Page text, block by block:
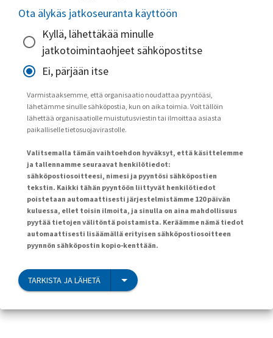
Ota älykäs jatkoseuranta käyttöön
Kyllä, lähettäkää minulle
jatkotoimintaohjeet sähköpostitse
Ei, pärjään itse
Varmistaaksemme, että organisaatio noudattaa pyyntöäsi,
lähetämme sinulle sähköpostia, kun on aika toimia. Voit tällöin
lähettää organisaatiolle muistutusviestin tai ilmoittaa asiasta
paikalliselle tietosuojavirastolle.
Valitsemalla tämän vaihtoehdon hyväksyt, että käsittelemme
ja tallennamme seuraavat henkilötiedot:
sähköpostiosoitteesi, nimesi ja pyyntösi sähköpostien
tekstin. Kaikki tähän pyyntöön liittyvät henkilötiedot
poistetaan automaattisesti järjestelmistämme 120 päivän
kuluessa, ellet toisin ilmoita, ja sinulla on aina mahdollisuus
pyytää tietojen välitöntä poistamista. Keräämme nämä tiedot
automaattisesti lisäämällä erityisen sähköpostiosoitteen
pyynnön sähköpostin kopio-kenttään.
TARKISTA JA LÄHETÄ